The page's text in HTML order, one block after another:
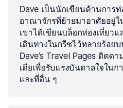
Dave เป็นนักเขียนด้านการ
อาณาจักรที่ย้ายมาอาศัยอยู่ใ
เขาได้เขียนบล็อกท่องเที่ยว
เดินทางในกรีซไว้หลายร้อย
Dave’s Travel Pages ติดต
เดียเพื่อรับแรงบันดาลใจในก
และที่อื่น ๆ